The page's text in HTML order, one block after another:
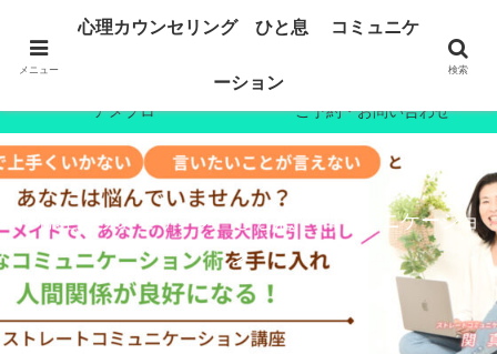
心理カウンセリング ひと息 コミュニケーショ
ン
ホーム プロフィール
心理カウンセリング
アメブロ ご予約・お問い合わせ
メニュー
心理カウンセリング ひと息 コミュニケ
ーション
検索